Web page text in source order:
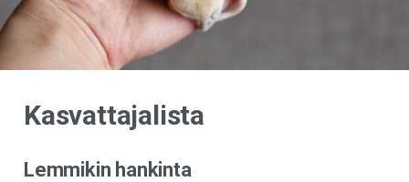
Kasvattajalista
Lemmikin hankinta